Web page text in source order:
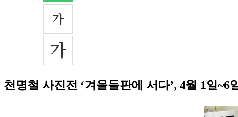
천명철 사진전 ‘겨울들판에 서다’, 4월 1일~6